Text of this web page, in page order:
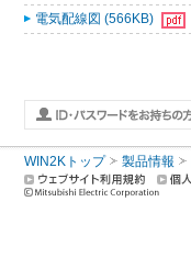
電気配線図 (566KB)
WIN2Kトップ 製品情報